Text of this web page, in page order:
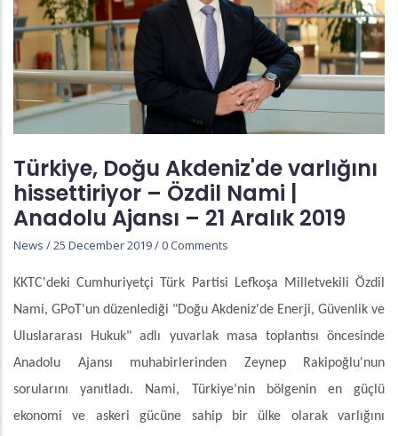
Türkiye, Doğu Akdeniz'de varlığını
hissettiriyor – Özdil Nami |
Anadolu Ajansı – 21 Aralık 2019
News /25 December 2019/0 Comments
KKTC'deki Cumhuriyetçi Türk Partisi Lefkoşa Milletvekili Özdil
Nami, GPoT'un düzenlediği "Doğu Akdeniz'de Enerji, Güvenlik ve
Uluslararası Hukuk" adlı yuvarlak masa toplantısı öncesinde
Anadolu Ajansı muhabirlerinden Zeynep Rakipoğlu'nun
sorularını yanıtladı. Nami, Türkiye’nin bölgenin en güçlü
ekonomi ve askeri gücüne sahip bir ülke olarak varlığını